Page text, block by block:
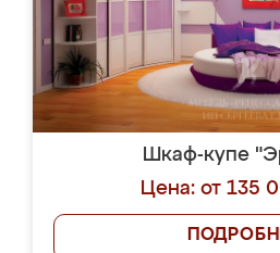
Шкаф-купе
Цена: от 135